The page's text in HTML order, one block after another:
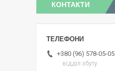
КОНТАКТИ
+380 (96) 578-05-05
відділ збуту